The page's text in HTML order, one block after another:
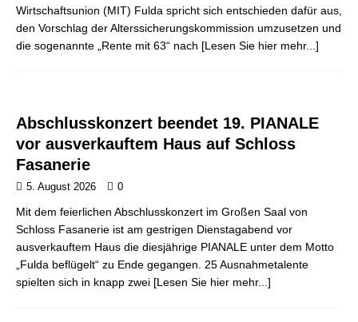
Wirtschaftsunion (MIT) Fulda spricht sich entschieden dafür aus,
den Vorschlag der Alterssicherungskommission umzusetzen und
die sogenannte „Rente mit 63“ nach [Lesen Sie hier mehr...]
Abschlusskonzert beendet 19. PIANALE
vor ausverkauftem Haus auf Schloss
Fasanerie
5. August 2026 0
Mit dem feierlichen Abschlusskonzert im Großen Saal von
Schloss Fasanerie ist am gestrigen Dienstagabend vor
ausverkauftem Haus die diesjährige PIANALE unter dem Motto
„Fulda beflügelt“ zu Ende gegangen. 25 Ausnahmetalente
spielten sich in knapp zwei [Lesen Sie hier mehr...]